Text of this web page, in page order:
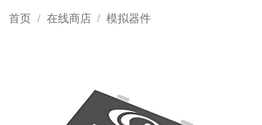
首页 / 在线商店 / 模拟器件